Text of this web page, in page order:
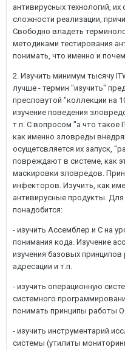
антивирусных технологий,
сложности реализации,
Свободно владеть
методиками тестирования
понимать, что именно и
2. Изучить минимум тысячу
лучше - термин "изучить"
пресловутой "коллекции на
изучение поведения
т.п. С вопросом "а что такое
как именно зловреды
осущетсвляется их запуск,
повреждают в системе, как
маскировки зловредов.
инфекторов. Изучить, как
антивирусные продукты. Для
понадобится:
- изучить Ассемблер и C на
понимания кода. Изучение
изучения базовых
адресации и т.п.
- изучить операционную
системного
понимать принципы работы
- изучить инструментарий
системы (утилиты